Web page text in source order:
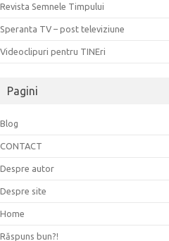
Revista Semnele Timpului
Speranta TV – post televiziune
Videoclipuri pentru TINEri
Pagini
Blog
CONTACT
Despre autor
Despre site
Home
Răspuns bun?!